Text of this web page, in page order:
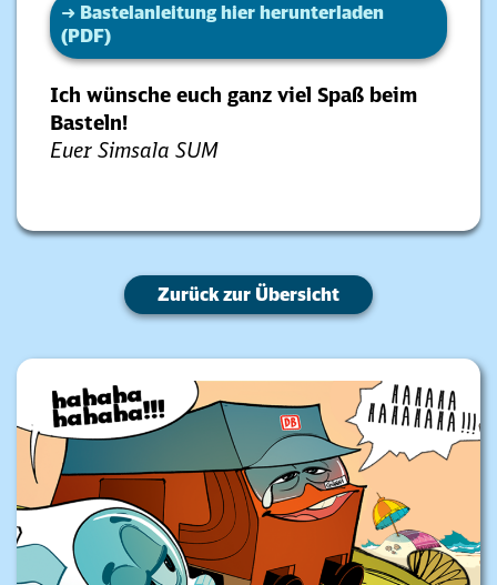
➜ Bastelanleitung hier herunterladen
(PDF)
Ich wünsche euch ganz viel Spaß beim
Basteln!
Euer Simsala SUM
Zurück zur Übersicht